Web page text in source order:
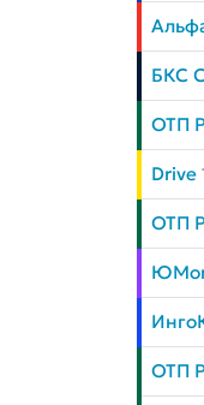
БКС
ОТП
Drive
ОТП
ОТП